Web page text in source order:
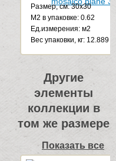
Размер, см: 30x30
М2 в упаковке: 0.62
Ед.измерения: м2
Веc упаковки, кг: 12.889
Другие
элементы
коллекции в
том же размере
Показать все